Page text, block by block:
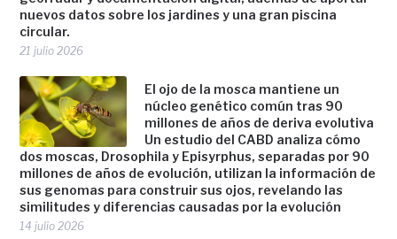
nuevos datos sobre los jardines y una gran piscina
circular.
21 julio 2026
El ojo de la mosca mantiene un
núcleo genético común tras 90
millones de años de deriva evolutiva
Un estudio del CABD analiza cómo
dos moscas, Drosophila y Episyrphus, separadas por 90
millones de años de evolución, utilizan la información de
sus genomas para construir sus ojos, revelando las
similitudes y diferencias causadas por la evolución
14 julio 2026